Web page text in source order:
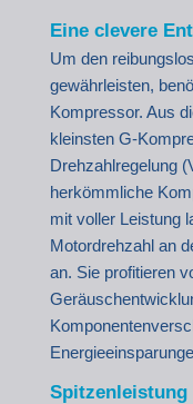
Eine clevere
Um den
gewährleisten,
Kompressor. Aus
kleinsten G-
Drehzahlregelung
herkömmliche
mit voller Leistung
Motordrehzahl an
an. Sie profitieren
Spitzenleistung